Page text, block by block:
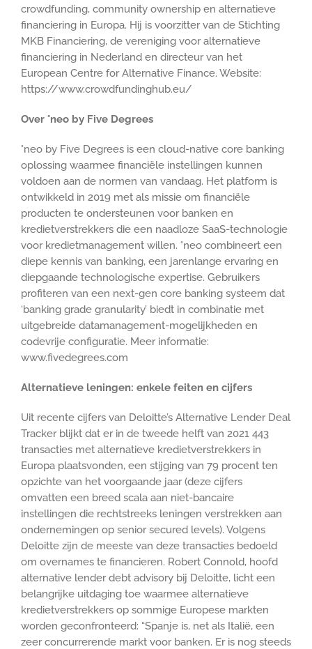
crowdfunding, community ownership en alternatieve
financiering in Europa. Hij is voorzitter van de Stichting
MKB Financiering, de vereniging voor alternatieve
financiering in Nederland en directeur van het
European Centre for Alternative Finance. Website:
https://www.crowdfundinghub.eu/
Over °neo by Five Degrees
°neo by Five Degrees is een cloud-native core banking
oplossing waarmee financiële instellingen kunnen
voldoen aan de normen van vandaag. Het platform is
ontwikkeld in 2019 met als missie om financiële
producten te ondersteunen voor banken en
kredietverstrekkers die een naadloze SaaS-technologie
voor kredietmanagement willen. °neo combineert een
diepe kennis van banking, een jarenlange ervaring en
diepgaande technologische expertise. Gebruikers
profiteren van een next-gen core banking systeem dat
‘banking grade granularity’ biedt in combinatie met
uitgebreide datamanagement-mogelijkheden en
codevrije configuratie. Meer informatie:
www.fivedegrees.com
Alternatieve leningen: enkele feiten en cijfers
Uit recente cijfers van Deloitte’s Alternative Lender Deal
Tracker blijkt dat er in de tweede helft van 2021 443
transacties met alternatieve kredietverstrekkers in
Europa plaatsvonden, een stijging van 79 procent ten
opzichte van het voorgaande jaar (deze cijfers
omvatten een breed scala aan niet-bancaire
instellingen die rechtstreeks leningen verstrekken aan
ondernemingen op senior secured levels). Volgens
Deloitte zijn de meeste van deze transacties bedoeld
om overnames te financieren. Robert Connold, hoofd
alternative lender debt advisory bij Deloitte, licht een
belangrijke uitdaging toe waarmee alternatieve
kredietverstrekkers op sommige Europese markten
worden geconfronteerd: “Spanje is, net als Italië, een
zeer concurrerende markt voor banken. Er is nog steeds